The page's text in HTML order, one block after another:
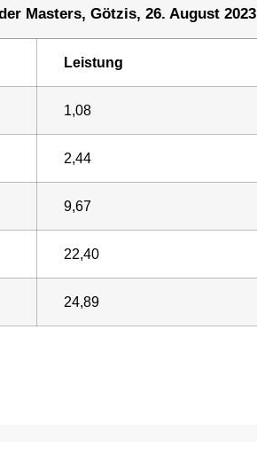
Masters, Götzis, 26. August 2023
Leistung
1,08
2,44
9,67
22,40
24,89